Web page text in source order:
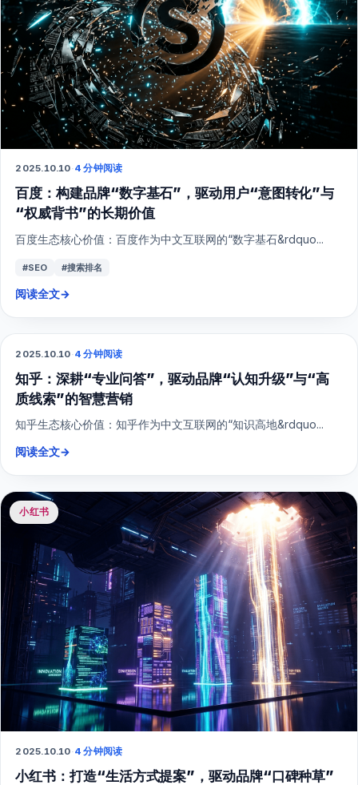
2025.10.10·4 分钟阅读
百度：构建品牌“数字基石”，驱动用户“意图转化”与
“权威背书”的长期价值
百度生态核心价值：百度作为中文互联网的“数字基石&rdquo...
#SEO #搜索排名
阅读全文→
SEO
2025.10.10·4 分钟阅读
知乎：深耕“专业问答”，驱动品牌“认知升级”与“高
质线索”的智慧营销
知乎生态核心价值：知乎作为中文互联网的“知识高地&rdquo...
阅读全文→
小红书
2025.10.10·4 分钟阅读
小红书：打造“生活方式提案”，驱动品牌“口碑种草”